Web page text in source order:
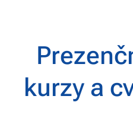
kurzy a